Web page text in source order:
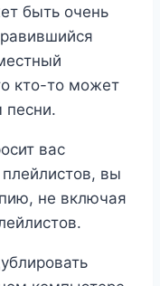
быть очень
кто-то может
песни.
вас
вы
не включая